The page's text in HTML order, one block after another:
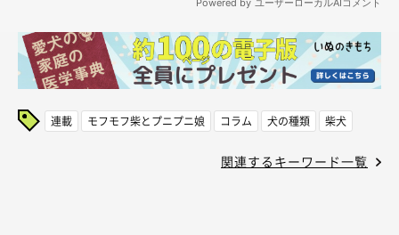
連載 モフモフ柴とプニプニ娘 コラム 犬の種類 柴犬
関連するキーワード一覧